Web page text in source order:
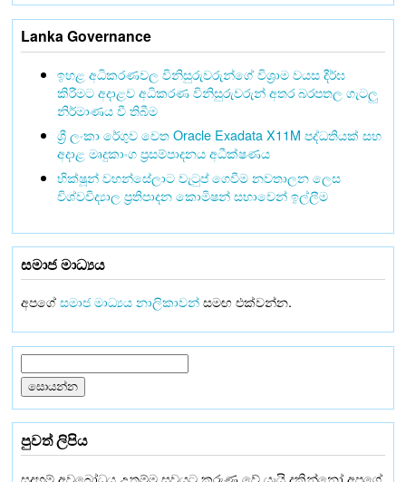
Lanka Governance
ඉහළ අධිකරණවල විනිසුරුවරුන්ගේ විශ්‍රාම වයස දීර්ඝ
කිරීමට අදාළව අධිකරණ විනිසුරුවරුන් අතර බරපතල ගැටලු
නිර්මාණය වී තිබීම
ශ්‍රී ලංකා රේගුව වෙත Oracle Exadata X11M පද්ධතියක් සහ
අදාළ මෘදුකාංග ප්‍රසම්පාදනය අධීක්ෂණය
භික්ෂූන් වහන්සේලාට වැටුප් ගෙවීම නවතාලන ලෙස
විශ්වවිද්‍යාල ප්‍රතිපාදන කොමිෂන් සභාවෙන් ඉල්ලීම
සමාජ මාධ්‍යය
අපගේසමාජ මාධ්‍යය නාලිකාවන්සමඟ එක්වන්න.
පුවත් ලිපිය
සදහම් අවබෝධය උතුම්ම සුවයට කරුණු වේ යැයි දකින්නෝ අපගේ